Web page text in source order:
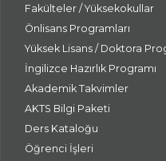
Fakülteler / Yüksekokullar
Önlisans Programları
Yüksek Lisans / Doktora
İngilizce Hazırlık Programı
Akademik Takvimler
AKTS Bilgi Paketi
Ders Kataloğu
Öğrenci İşleri